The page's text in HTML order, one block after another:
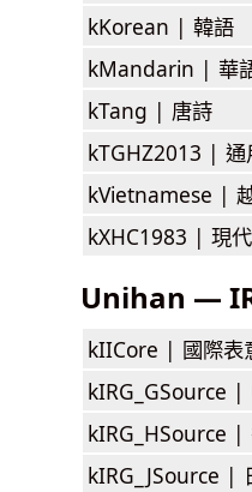
kKorean | 韓語
kMandarin | 華
kTang | 唐詩
kTGHZ2013 | 通
kVietnamese |
kXHC1983 | 現
Unihan —
kIICore | 國際表
kIRG_GSource |
kIRG_HSource |
kIRG_JSource |